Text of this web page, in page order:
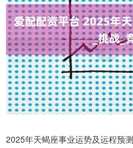
2025年天蝎座事业运势及运程预测